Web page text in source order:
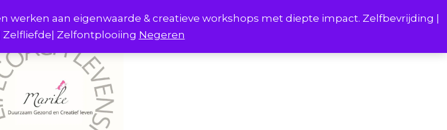
aan eigenwaarde & creatieve workshops met diepte impact. Zelfbevrijding |
Zelfliefde| Zelfontplooiing Negeren
en coaching Kalender Project Borstverhalen Onderhuids